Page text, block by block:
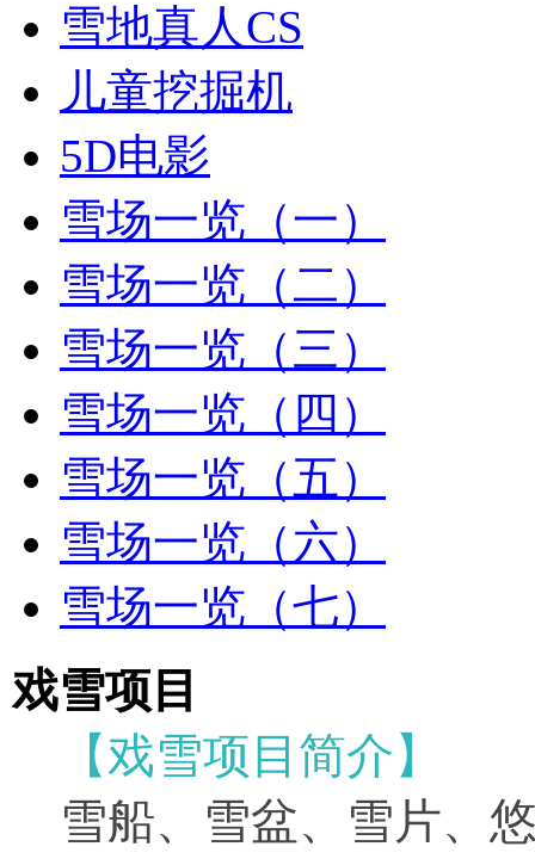
雪地真人CS
儿童挖掘机
5D电影
雪场一览（一）
雪场一览（二）
雪场一览（三）
雪场一览（四）
雪场一览（五）
雪场一览（六）
雪场一览（七）
戏雪项目
【戏雪项目简介】
雪船、雪盆、雪片、